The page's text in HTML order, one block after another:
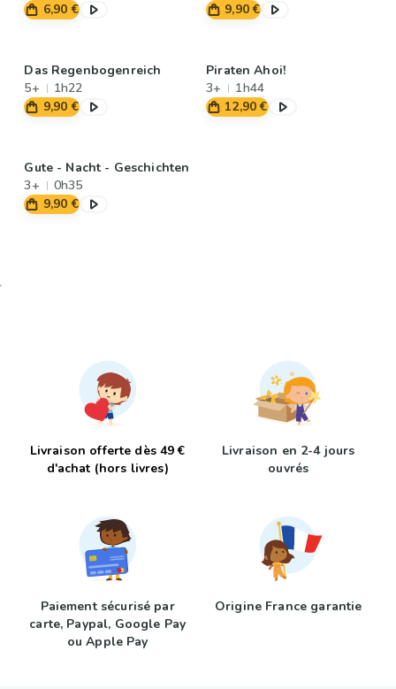
6,90 €
9,90 €
Das Regenbogenreich
5+
1h22
9,90 €
Piraten Ahoi!
3+
1h44
12,90 €
Gute - Nacht - Geschichten
3+
0h35
9,90 €
Livraison offerte dès 49 €
d'achat (hors livres)
Livraison en 2-4 jours
ouvrés
Paiement sécurisé par
carte, Paypal, Google Pay
ou Apple Pay
Origine France garantie